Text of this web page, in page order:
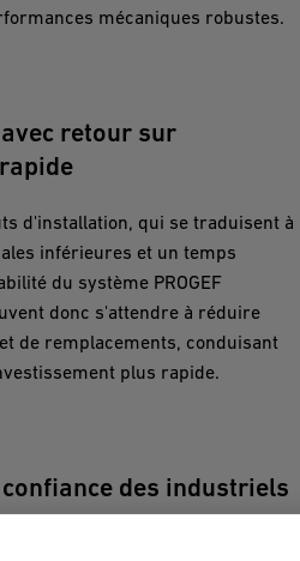
mécaniques robustes.
retour sur
d'installation, qui se traduisent à
inférieures et un temps
du système PROGEF
donc s'attendre à réduire
de remplacements, conduisant
plus rapide.
des industriels